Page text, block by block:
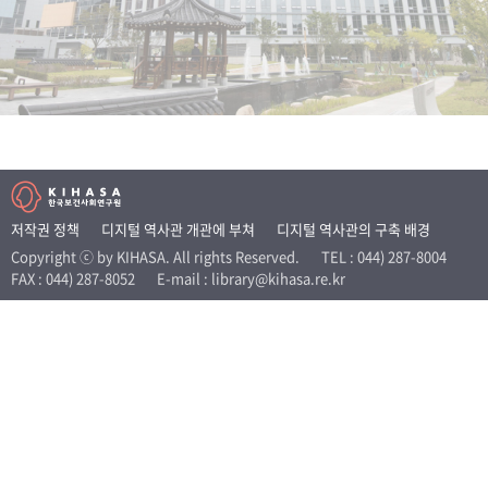
성과 50선 숫자로 보는 50년 50 +1주년 광장
세계와 함께 한 KIHASA
VR 역사관
저작권 정책 디지털 역사관 개관에 부쳐
디지털 역사관의 구축 배경
Copyright ⓒ by KIHASA. All rights Reserved.
TEL : 044) 287-8004
FAX : 044) 287-8052
E-mail : library@kihasa.re.kr